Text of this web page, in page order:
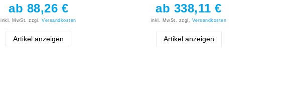
ab 88,26 €
inkl. MwSt. zzgl.Versandkosten
Artikel anzeigen
ab 338,11 €
inkl. MwSt. zzgl. Versandkosten
Artikel anzeigen